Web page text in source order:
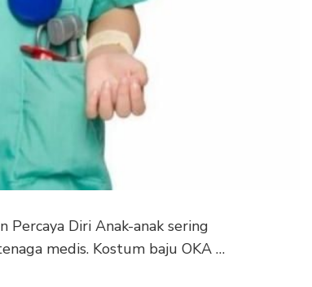
Percaya Diri Anak-anak sering
medis. Kostum baju OKA …